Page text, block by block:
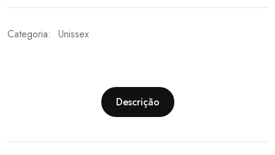
Categoria: Unissex
Descrição